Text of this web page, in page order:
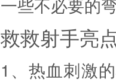
救救射手亮
1、热血刺激